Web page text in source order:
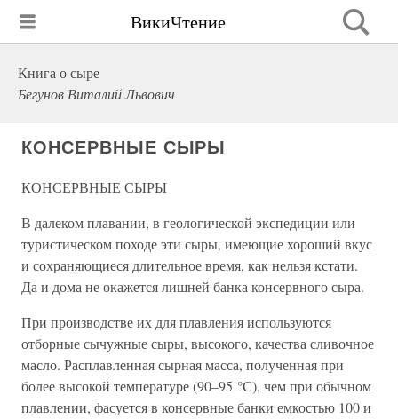
ВикиЧтение
Книга о сыре
Бегунов Виталий Львович
КОНСЕРВНЫЕ СЫРЫ
КОНСЕРВНЫЕ СЫРЫ
В далеком плавании, в геологической экспедиции или
туристическом походе эти сыры, имеющие хороший вкус
и сохраняющиеся длительное время, как нельзя кстати.
Да и дома не окажется лишней банка консервного сыра.
При производстве их для плавления используются
отборные сычужные сыры, высокого, качества сливочное
масло. Расплавленная сырная масса, полученная при
более высокой температуре (90–95 °C), чем при обычном
плавлении, фасуется в консервные банки емкостью 100 и